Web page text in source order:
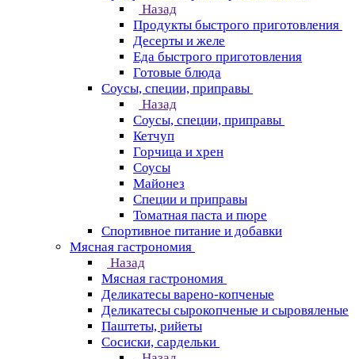
Назад
Продукты быстрого приготовления
Десерты и желе
Еда быстрого приготовления
Готовые блюда
Соусы, специи, приправы
Назад
Соусы, специи, приправы
Кетчуп
Горчица и хрен
Соусы
Майонез
Специи и приправы
Томатная паста и пюре
Спортивное питание и добавки
Мясная гастрономия
Назад
Мясная гастрономия
Деликатесы варено-копченые
Деликатесы сырокопченые и сыровяленые
Паштеты, рийеты
Сосиски, сардельки